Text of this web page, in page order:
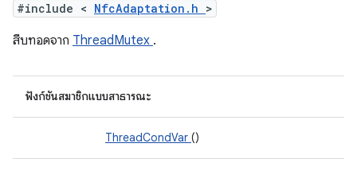
#include < NfcAdaptation.h >
สืบทอดจาก ThreadMutex .
ฟังก์ชันสมาชิกแบบสาธารณะ
ThreadCondVar ()